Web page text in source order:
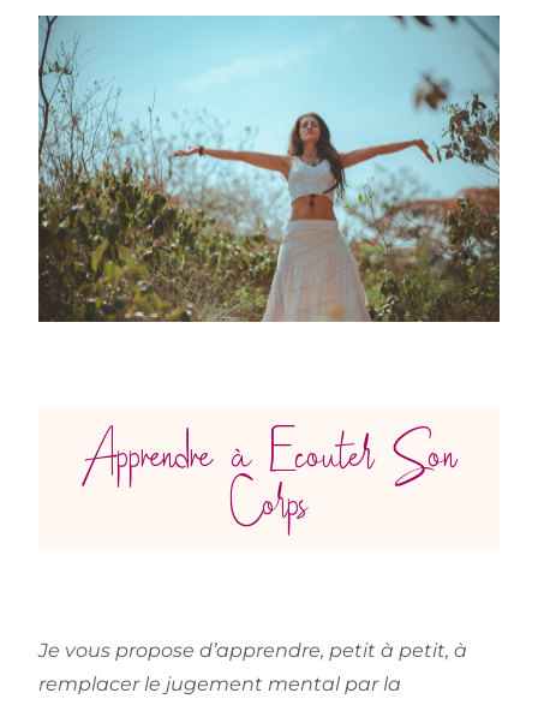
Apprendre à Ecouter Son
Corps
Je vous propose d’apprendre, petit à petit, à
remplacer le jugement mental par la